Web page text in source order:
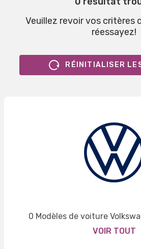
Veuillez revoir vos critères
réessayez!
RÉINITIALISER
0 Modèles de voiture
VOIR TOUT